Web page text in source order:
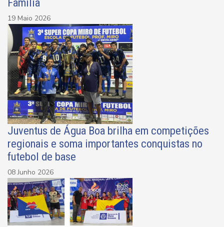
19 Maio 2026
Juventus de Água Boa brilha em competições
regionais e soma importantes conquistas no
futebol de base
08 Junho 2026